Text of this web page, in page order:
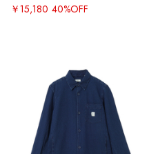
￥15,180 40%OFF